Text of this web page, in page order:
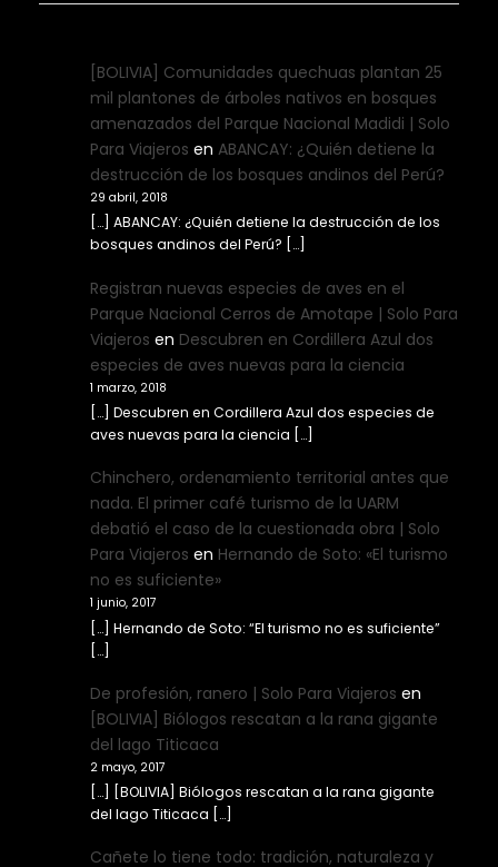
[BOLIVIA] Comunidades quechuas plantan 25
mil plantones de árboles nativos en bosques
amenazados del Parque Nacional Madidi | Solo
Para Viajeros en ABANCAY: ¿Quién detiene la
destrucción de los bosques andinos del Perú?
29 abril, 2018
[…] ABANCAY: ¿Quién detiene la destrucción de los
bosques andinos del Perú? […]
Registran nuevas especies de aves en el
Parque Nacional Cerros de Amotape | Solo Para
Viajeros en Descubren en Cordillera Azul dos
especies de aves nuevas para la ciencia
1 marzo, 2018
[…] Descubren en Cordillera Azul dos especies de
aves nuevas para la ciencia […]
Chinchero, ordenamiento territorial antes que
nada. El primer café turismo de la UARM
debatió el caso de la cuestionada obra | Solo
Para Viajeros en Hernando de Soto: «El turismo
no es suficiente»
1 junio, 2017
[…] Hernando de Soto: “El turismo no es suficiente”
[…]
De profesión, ranero | Solo Para Viajeros en
[BOLIVIA] Biólogos rescatan a la rana gigante
del lago Titicaca
2 mayo, 2017
[…] [BOLIVIA] Biólogos rescatan a la rana gigante
del lago Titicaca […]
Cañete lo tiene todo: tradición, naturaleza y